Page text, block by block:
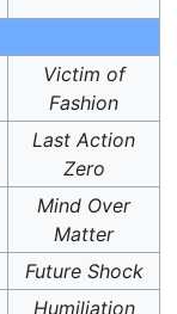
Victim of
Fashion
Last Action
Zero
Mind Over
Matter
Future Shock
Humiliation